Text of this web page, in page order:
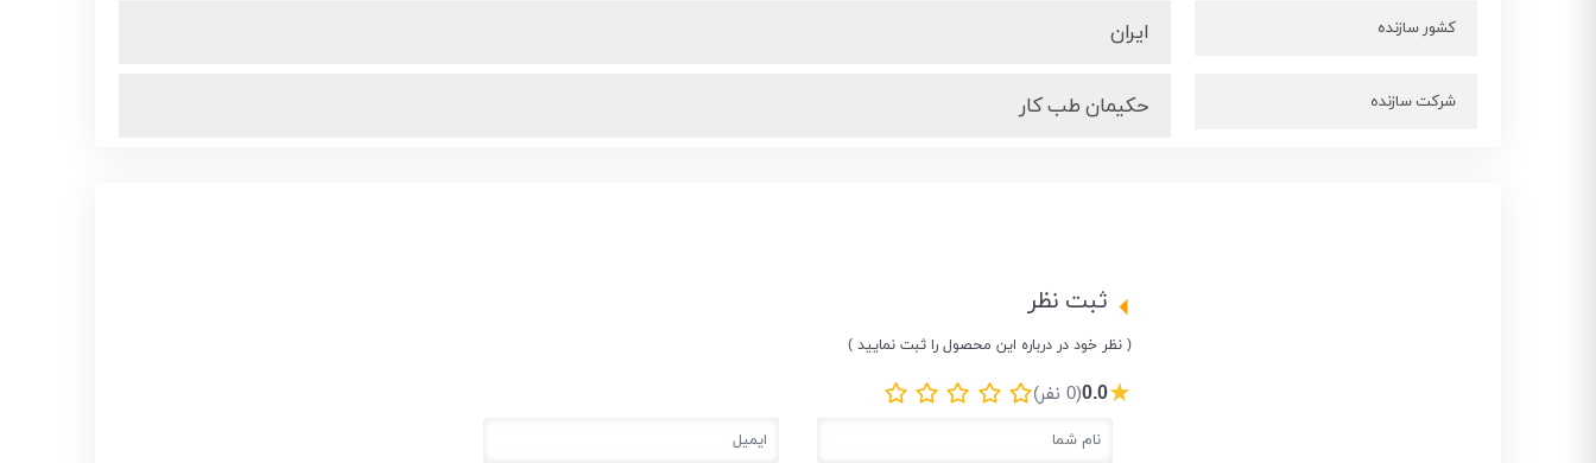
کشور سازنده ایران
شرکت سازنده حکیمان طب کار
ثبت نظر
( نظر خود در درباره این محصول را ثبت نمایید )
★
0.0(0 نفر)